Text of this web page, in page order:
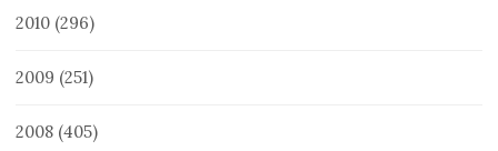
2010 (296)
2009 (251)
2008 (405)